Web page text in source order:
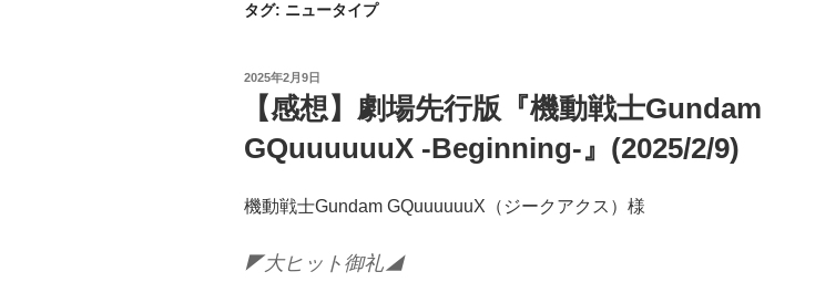
タグ: ニュータイプ
投
2025年2月9日
【感想】劇場先行版『機動戦士Gundam
GQuuuuuuX -Beginning-』(2025/2/9)
機動戦士Gundam GQuuuuuuX（ジークアクス）様
◤大ヒット御礼◢